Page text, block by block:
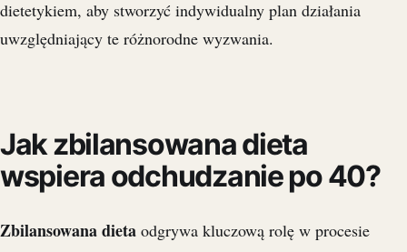
dietetykiem, aby stworzyć indywidualny plan działania
uwzględniający te różnorodne wyzwania.
Jak zbilansowana dieta
wspiera odchudzanie po 40?
Zbilansowana dieta odgrywa kluczową rolę w procesie